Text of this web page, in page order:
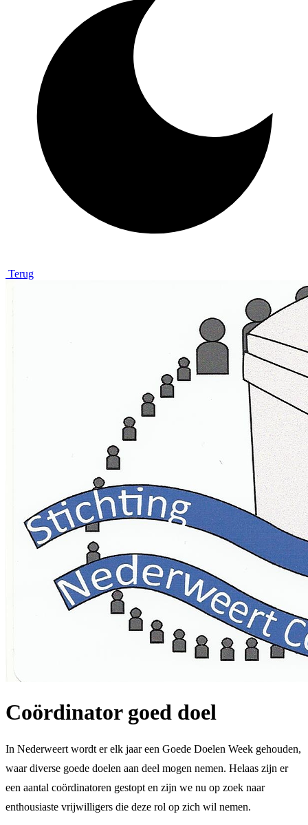
Terug
Coördinator goed doel
In Nederweert wordt er elk jaar een Goede Doelen Week gehouden,
waar diverse goede doelen aan deel mogen nemen. Helaas zijn er
een aantal coördinatoren gestopt en zijn we nu op zoek naar
enthousiaste vrijwilligers die deze rol op zich wil nemen.